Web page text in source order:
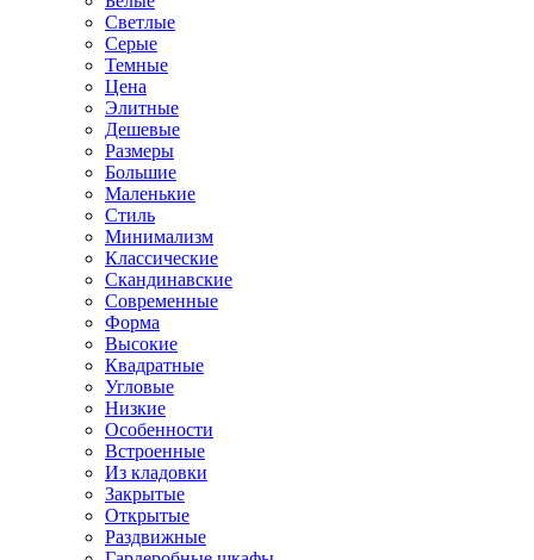
Светлые
Серые
Темные
Цена
Элитные
Дешевые
Размеры
Большие
Маленькие
Стиль
Минимализм
Классические
Скандинавские
Современные
Форма
Высокие
Квадратные
Угловые
Низкие
Особенности
Встроенные
Из кладовки
Закрытые
Открытые
Раздвижные